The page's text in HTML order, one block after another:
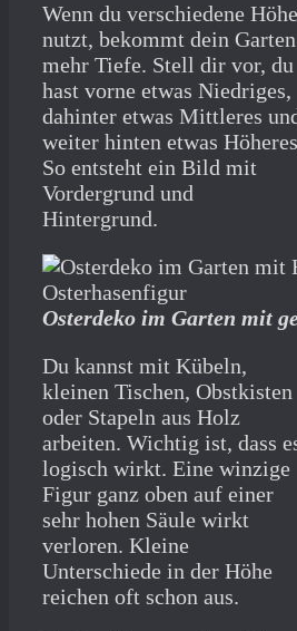
Wenn du verschiedene
nutzt, bekommt dein Garten
mehr Tiefe. Stell dir vor, du
hast vorne etwas Niedriges,
dahinter etwas Mittleres
weiter hinten etwas
So entsteht ein Bild mit
Vordergrund und
Hintergrund.
Osterdeko im Garten mit
Du kannst mit Kübeln,
kleinen Tischen, Obstkisten
oder Stapeln aus Holz
arbeiten. Wichtig ist, dass
logisch wirkt. Eine winzige
Figur ganz oben auf einer
sehr hohen Säule wirkt
verloren. Kleine
Unterschiede in der Höhe
reichen oft schon aus.